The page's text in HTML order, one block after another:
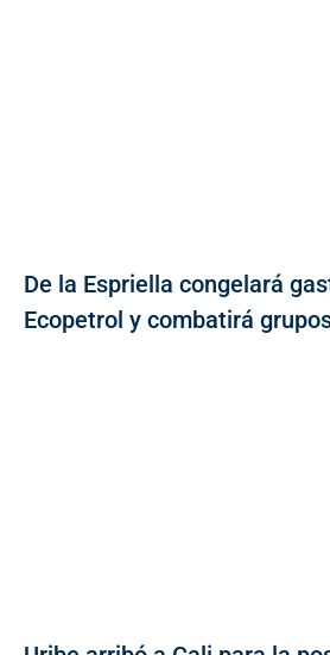
De la Espriella congelará
Ecopetrol y combatirá